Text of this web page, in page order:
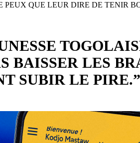
QUE LEUR DIRE DE TENIR
BAISSER LES
SUBIR LE PIRE.”